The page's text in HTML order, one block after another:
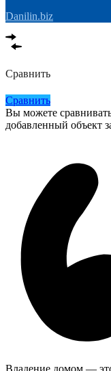
Danilin.biz
Сравнить
Сравнить
Вы можете
добавленный объект